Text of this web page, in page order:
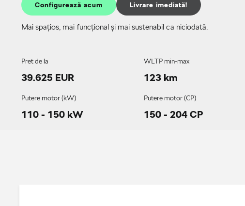
Mai spațios, mai funcțional și mai sustenabil ca niciodată.
Configurează acum Livrare imediată!
Pret de la
39.625 EUR
WLTP min-max
123 km
Putere motor (kW)
110 - 150 kW
Putere motor (CP)
150 - 204 CP